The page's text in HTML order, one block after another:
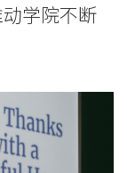
学院不断